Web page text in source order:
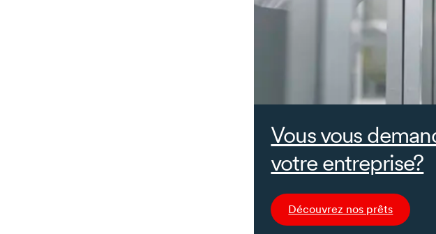
Vous vous
votre entreprise?
Découvrez nos prêts